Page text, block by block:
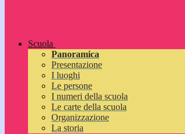
Scuola
Panoramica
Presentazione
I luoghi
Le persone
I numeri della scuola
Le carte della scuola
Organizzazione
La storia